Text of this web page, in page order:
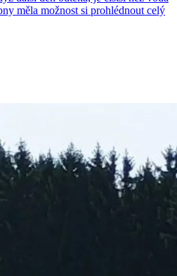
měla možnost si prohlédnout celý